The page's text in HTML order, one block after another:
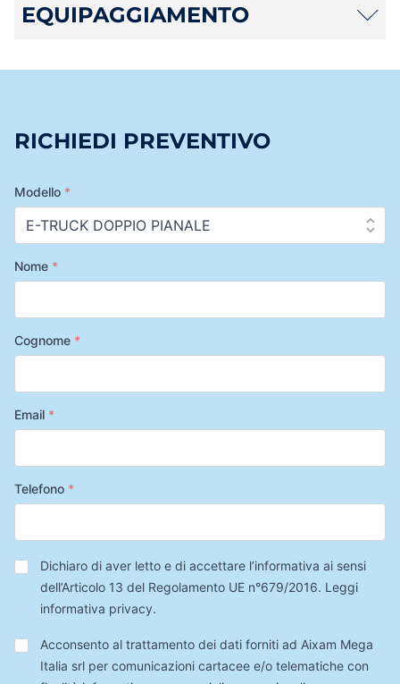
EQUIPAGGIAMENTO
RICHIEDI PREVENTIVO
Modello *
Nome *
Cognome *
Email *
Telefono *
Privacy*
Dichiaro di aver letto e di accettare l’informativa ai sensi
dell’Articolo 13 del Regolamento UE n°679/2016. Leggi
informativa privacy.
Trattamento
Dati
Acconsento al trattamento dei dati forniti ad Aixam Mega
Italia srl per comunicazioni cartacee e/o telematiche con